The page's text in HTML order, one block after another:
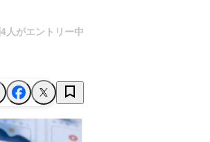
4人がエントリー中